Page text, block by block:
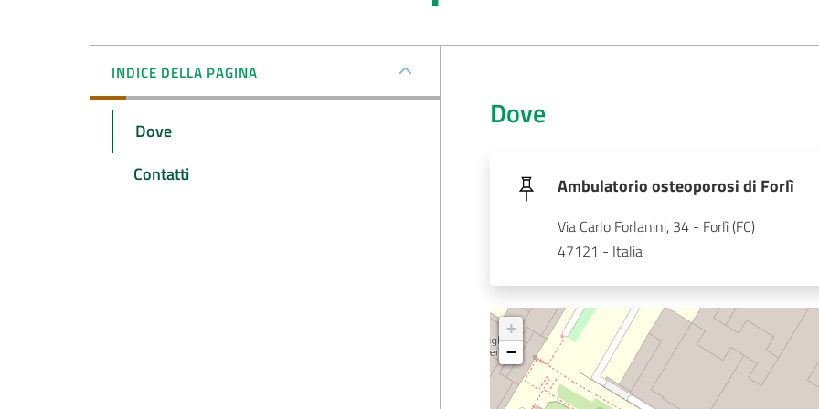
INDICE DELLA PAGINA
Dove
Contatti
Dove
Ambulatorio osteoporosi di Forlì
Via Carlo Forlanini, 34 - Forlì (FC)
47121 - Italia
+
−